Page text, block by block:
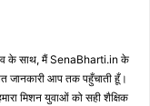
के साथ, मैं SenaBharti.in के
जानकारी आप तक पहुँचाती हूँ।
मिशन युवाओं को सही शैक्षिक